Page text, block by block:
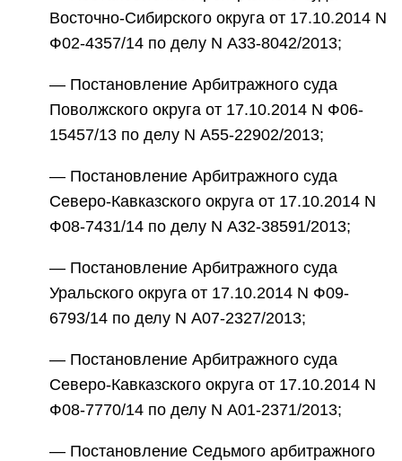
Восточно-Сибирского округа от 17.10.2014 N
Ф02-4357/14 по делу N А33-8042/2013;
— Постановление Арбитражного суда
Поволжского округа от 17.10.2014 N Ф06-
15457/13 по делу N А55-22902/2013;
— Постановление Арбитражного суда
Северо-Кавказского округа от 17.10.2014 N
Ф08-7431/14 по делу N А32-38591/2013;
— Постановление Арбитражного суда
Уральского округа от 17.10.2014 N Ф09-
6793/14 по делу N А07-2327/2013;
— Постановление Арбитражного суда
Северо-Кавказского округа от 17.10.2014 N
Ф08-7770/14 по делу N А01-2371/2013;
— Постановление Седьмого арбитражного